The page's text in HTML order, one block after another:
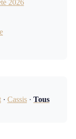
2026
· Cassis· Tous